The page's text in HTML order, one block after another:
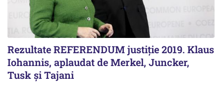
Rezultate REFERENDUM justiție 2019. Klaus
Iohannis, aplaudat de Merkel, Juncker,
Tusk și Tajani